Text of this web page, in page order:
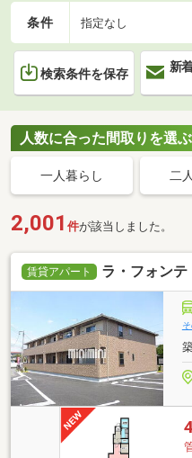
条件 指定なし
検索条件を保存
新
人数に合った間取りを選ぶ
一人暮らし 二
2,001 件が該当しました。
賃貸アパート ラ・フォンテ